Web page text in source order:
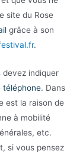
site du Rose
grâce à son
.
devez indiquer
téléphone. Dans
est la raison de
à mobilité
etc.
si vous pensez